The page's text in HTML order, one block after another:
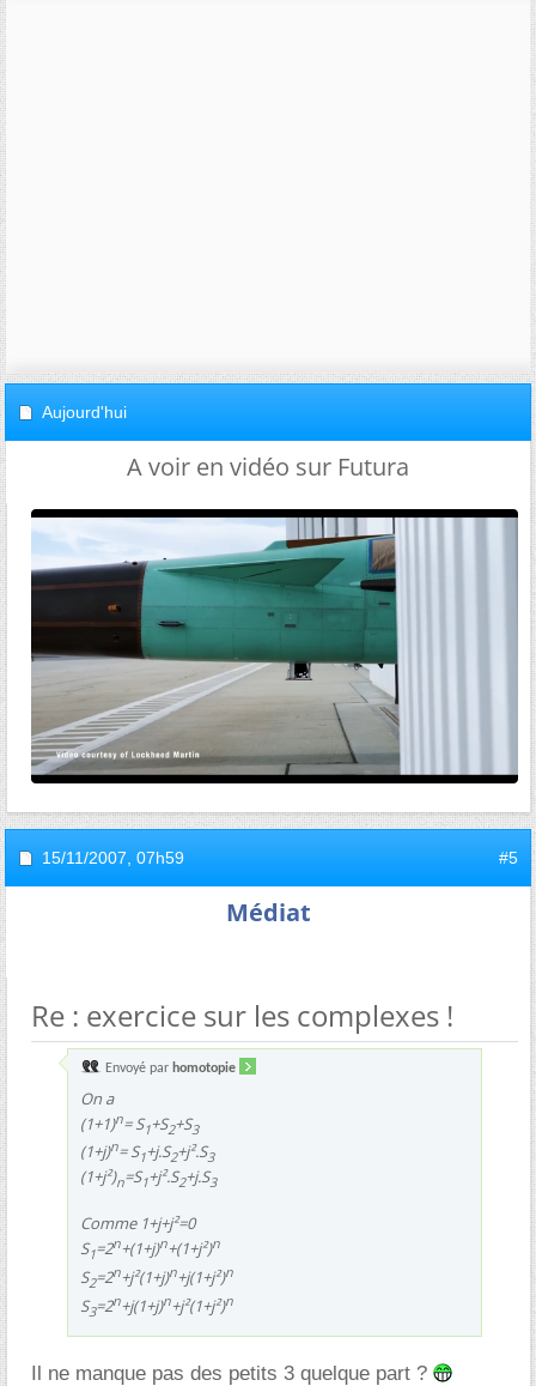
Aujourd'hui
A voir en vidéo sur Futura
15/11/2007, 07h59 #5
Médiat
Re : exercice sur les complexes !
Envoyé par homotopie
On a
(1+1)n= S 1+S2+S3
(1+j)n= S 1+j.S2+j².S3
(1+j²)n=S 1+j².S2+j.S3
Comme 1+j+j²=0
S 1=2n+(1+j)n+(1+j²)n
S2=2n+j²(1+j)n+j(1+j²)n
S3=2n+j(1+j)n+j²(1+j²)n
Il ne manque pas des petits 3 quelque part ?